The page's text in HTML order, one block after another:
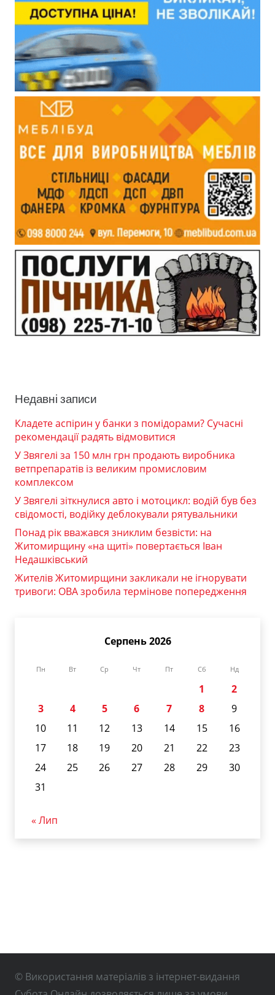
Недавні записи
Кладете аспірин у банки з помідорами? Сучасні
рекомендації радять відмовитися
У Звягелі за 150 млн грн продають виробника
ветпрепаратів із великим промисловим
комплексом
У Звягелі зіткнулися авто і мотоцикл: водій був без
свідомості, водійку деблокували рятувальники
Понад рік вважався зниклим безвісти: на
Житомирщину «на щиті» повертається Іван
Недашківський
Жителів Житомирщини закликали не ігнорувати
тривоги: ОВА зробила термінове попередження
Серпень 2026
Пн Вт Ср Чт Пт Сб Нд
1
2
3
4 5 6 7 8
9
10
11 12 13 14 15
16
17
18 19 20 21 22
23
24
25 26 27 28 29
30
31
« Лип
© Використання матеріалів з інтернет-видання